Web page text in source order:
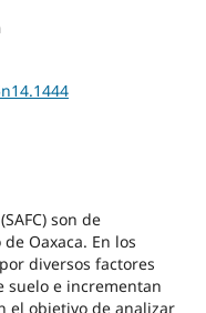
son de
Oaxaca. En los
diversos factores
suelo e incrementan
el objetivo de analizar